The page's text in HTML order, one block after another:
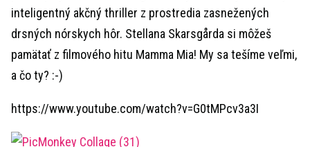
inteligentný akčný thriller z prostredia zasnežených
drsných nórskych hôr. Stellana Skarsgårda si môžeš
pamätať z filmového hitu Mamma Mia! My sa tešíme veľmi,
a čo ty? :-)
https://www.youtube.com/watch?v=G0tMPcv3a3I